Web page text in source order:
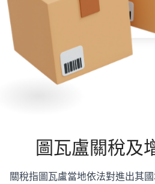
圖瓦盧關稅及
關稅指圖瓦盧當地依法對進出其